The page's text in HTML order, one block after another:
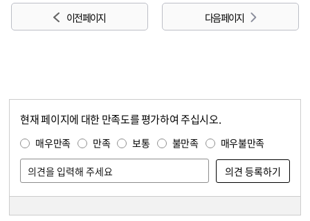
이전 페이지 다음 페이지
현재 페이지에 대한 만족도를 평가하여 주십시오.
매우만족 만족 보통 불만족 매우불만족